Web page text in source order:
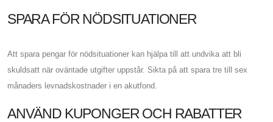
SPARA FÖR NÖDSITUATIONER
Att spara pengar för nödsituationer kan hjälpa till att undvika att bli
skuldsatt när oväntade utgifter uppstår. Sikta på att spara tre till sex
månaders levnadskostnader i en akutfond.
ANVÄND KUPONGER OCH RABATTER